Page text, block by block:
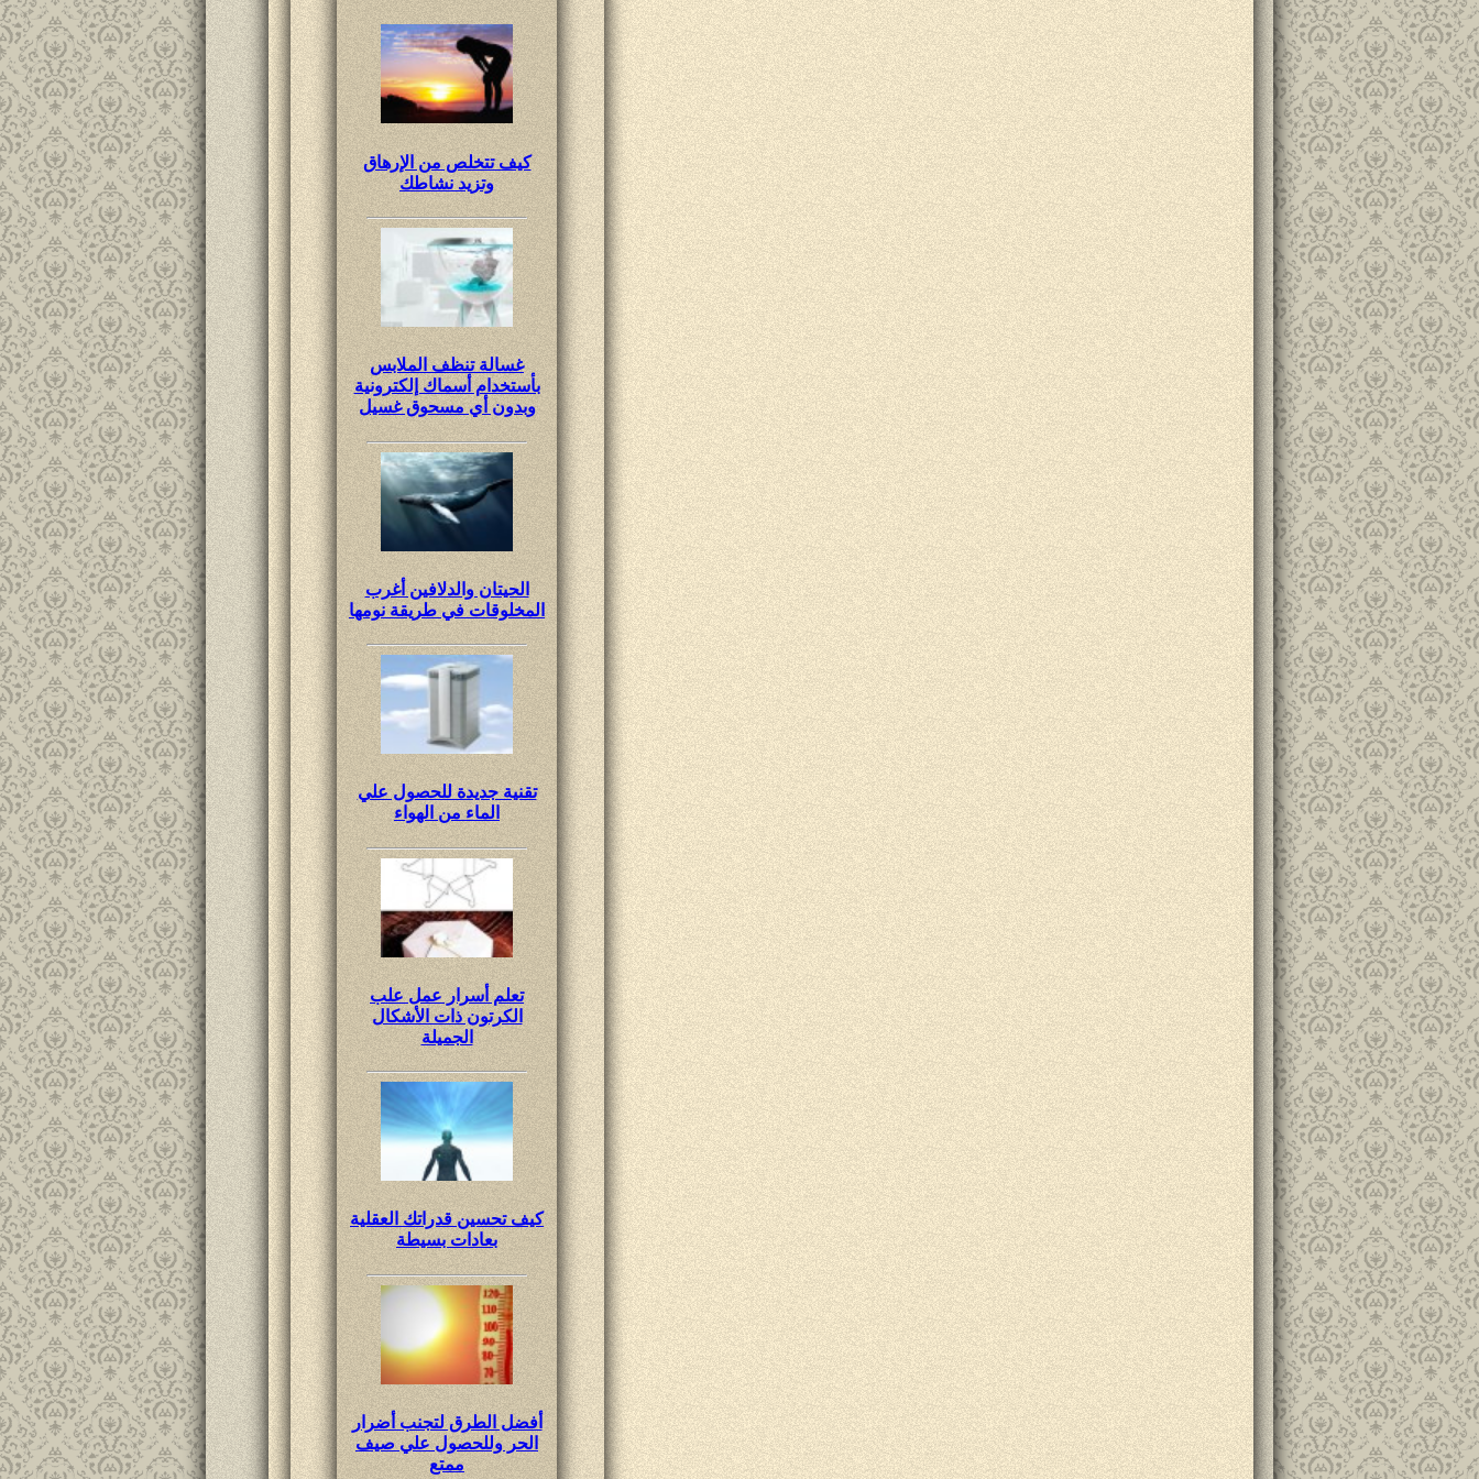
كيف تتخلص من الإرهاق
وتزيد نشاطك
غسالة تنظف الملابس
بأستخدام أسماك إلكترونية
وبدون أي مسحوق غسيل
الحيتان والدلافين أغرب
المخلوقات في طريقة نومها
تقنية جديدة للحصول علي
الماء من الهواء
تعلم أسرار عمل علب
الكرتون ذات اﻷشكال
الجميلة
كيف تحسين قدراتك العقلية
بعادات بسيطة
أفضل الطرق لتجنب أضرار
الحر وللحصول علي صيف
ممتع